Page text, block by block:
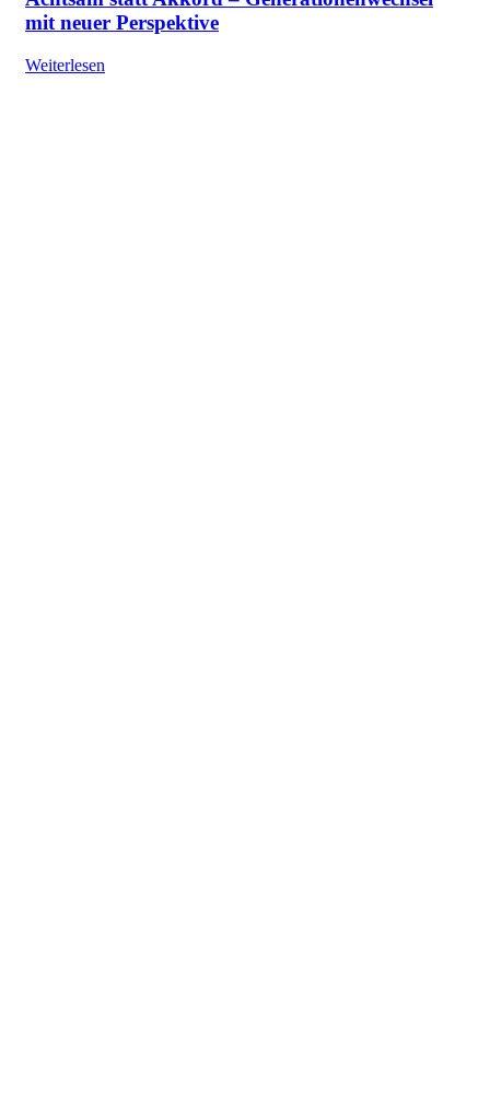
mit neuer Perspektive
Weiterlesen